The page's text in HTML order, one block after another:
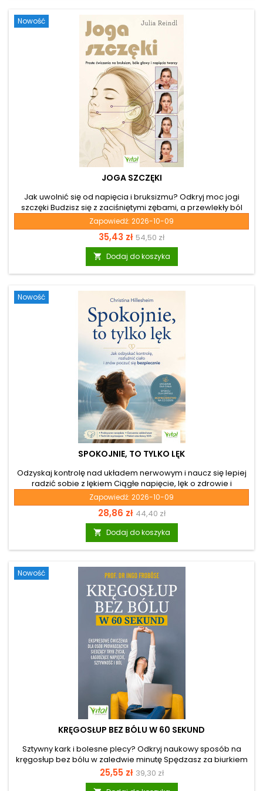
Nowość
JOGA SZCZĘKI
Jak uwolnić się od napięcia i bruksizmu? Odkryj moc jogi
szczęki Budzisz się z zaciśniętymi zębami, a przewlekły ból
głowy, sztywność karku i napięta twarz nie pozwalają ci
normalnie funkcjonować? Przewlekły stres niezwykle często
kumuluje się w układzie ustno-twarzowym, prowadząc do
szkodliwego zgrzytania zębami, bruksizmu i bolesnych
problemów ze stawem skroniowo-żuchwowym. Jeśli
szukasz trwałego rozwiązania tych dolegliwości, książka
Zapowiedź: 2026-10-09
Cena
35,43 zł Cena
podstawowa
54,50 zł
 Dodaj do koszyka
Nowość
SPOKOJNIE, TO TYLKO LĘK
Odzyskaj kontrolę nad układem nerwowym i naucz się lepiej
radzić sobie z lękiem Ciągłe napięcie, lęk o zdrowie i
przewlekły stres potrafią skutecznie odebrać poczucie
bezpieczeństwa. Zastanawiasz się, jak wyglądają ataki
paniki, dlaczego ciało uruchamia alarm i co możesz zrobić,
gdy niepokój zaczyna narastać? Książka „Spokojnie, to tylko
lęk” pomoże ci lepiej zrozumieć reakcje organizmu i
odzyskać większy wpływ na własne samopoczucie. Christina
Zapowiedź: 2026-10-09
Cena
28,86 zł Cena
podstawowa
44,40 zł
 Dodaj do koszyka
Nowość
KRĘGOSŁUP BEZ BÓLU W 60 SEKUND
Sztywny kark i bolesne plecy? Odkryj naukowy sposób na
kręgosłup bez bólu w zaledwie minutę Spędzasz za biurkiem
lub za kierownicą ponad dziewięć godzin dziennie? Jeśli
odczuwasz sztywność karku, a dolny odcinek pleców
Cena
25,55 zł Cena
podstawowa
39,30 zł